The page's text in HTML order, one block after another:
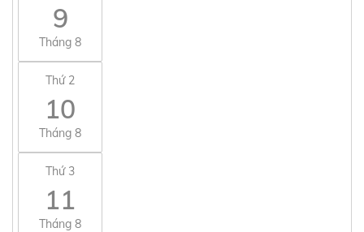
9
Tháng 8
Thứ 2
10
Tháng 8
Thứ 3
11
Tháng 8